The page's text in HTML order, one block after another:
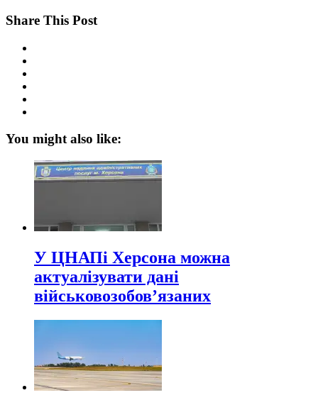
Share This Post
You might also like:
У ЦНАПі Херсона можна
актуалізувати дані
військовозобов’язаних